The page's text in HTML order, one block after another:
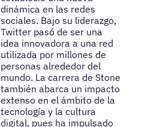
dinámica en las redes
sociales. Bajo su liderazgo,
Twitter pasó de ser una
idea innovadora a una red
utilizada por millones de
personas alrededor del
mundo. La carrera de Stone
también abarca un impacto
extenso en el ámbito de la
tecnología y la cultura
digital, pues ha impulsado